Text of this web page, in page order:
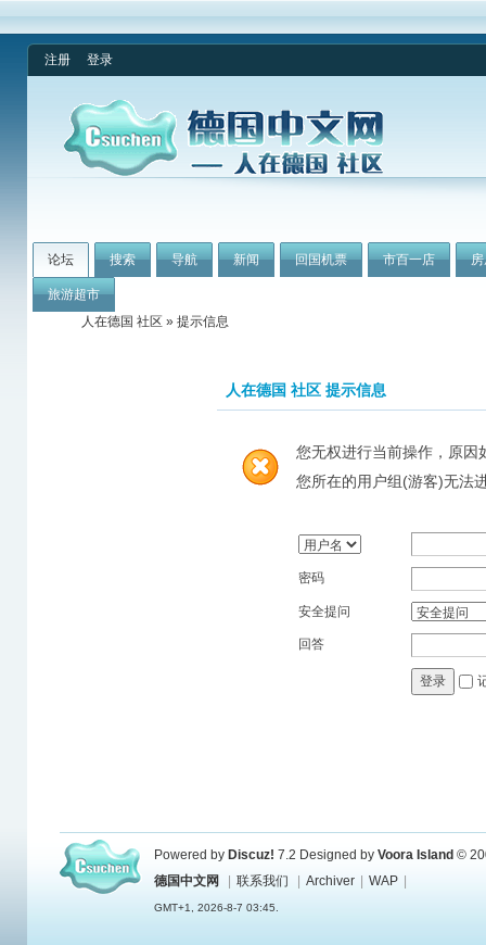
注册 登录
论坛 搜索 导航 新闻 回国机票 市百一店
旅游超市
人在德国 社区 » 提示信息
人在德国 社区 提示信息
您无权进行当前操作，原因
您所在的用户组(游客)无法
密码
安全提问
回答
登录
Powered by Discuz! 7.2 Designed by Voora Island ©
德国中文网
联系我们 Archiver WAP
GMT+1, 2026-8-7 03:45.